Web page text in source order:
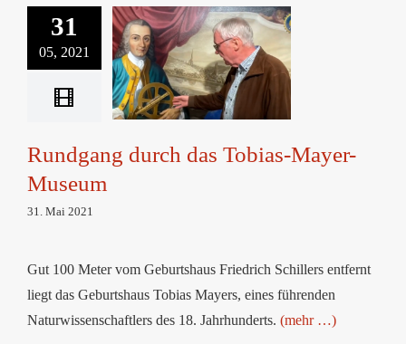
31
05, 2021
Rundgang durch das
Tobias-Mayer-
Museum
Rundgang durch das Tobias-Mayer-
Museum
31. Mai 2021
Gut 100 Meter vom Geburtshaus Friedrich Schillers entfernt
liegt das Geburtshaus Tobias Mayers, eines führenden
Naturwissenschaftlers des 18. Jahrhunderts. (mehr …)